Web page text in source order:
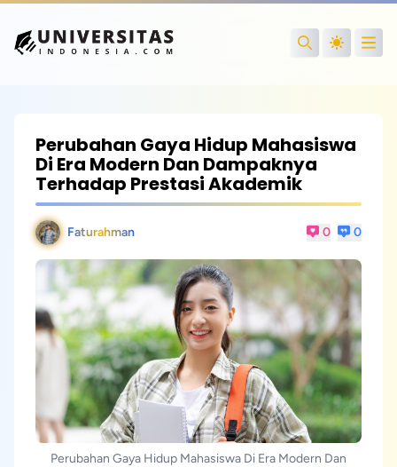
Search
Perubahan Gaya Hidup Mahasiswa
Di Era Modern Dan Dampaknya
Terhadap Prestasi Akademik
Faturahman 0 0
Perubahan Gaya Hidup Mahasiswa Di Era Modern Dan